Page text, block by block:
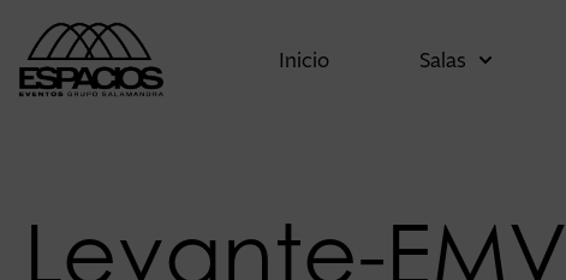
Inicio Salas
Levante-EMV